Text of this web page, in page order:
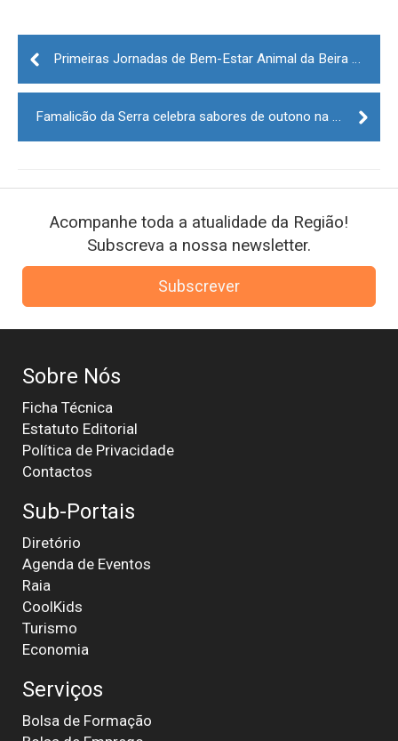
Post
navigation
Primeiras Jornadas de Bem-Estar Animal da Beira Interior decorrem na Guarda
Famalicão da Serra celebra sabores de outono na Festa da Castanha e da Jeropiga
Acompanhe toda a atualidade da Região!
Subscreva a nossa newsletter.
Subscrever
Sobre Nós
Ficha Técnica
Estatuto Editorial
Política de Privacidade
Contactos
Sub-Portais
Diretório
Agenda de Eventos
Raia
CoolKids
Turismo
Economia
Serviços
Bolsa de Formação